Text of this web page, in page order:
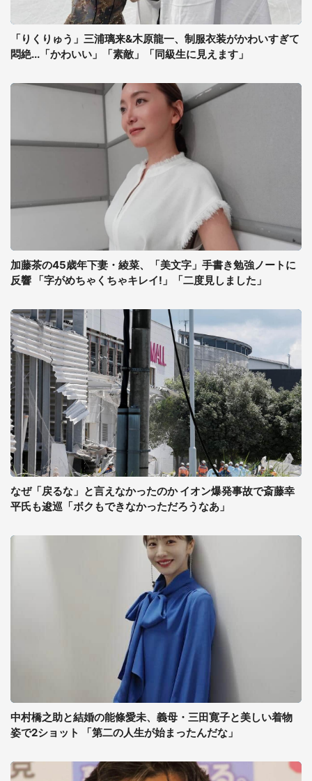
「りくりゅう」三浦璃来&木原龍一、制服衣装がかわいすぎて
悶絶...「かわいい」「素敵」「同級生に見えます」
加藤茶の45歳年下妻・綾菜、「美文字」手書き勉強ノートに
反響 「字がめちゃくちゃキレイ!」「二度見しました」
なぜ「戻るな」と言えなかったのか イオン爆発事故で斎藤幸
平氏も逡巡「ボクもできなかっただろうなあ」
中村橋之助と結婚の能條愛未、義母・三田寛子と美しい着物
姿で2ショット 「第二の人生が始まったんだな」